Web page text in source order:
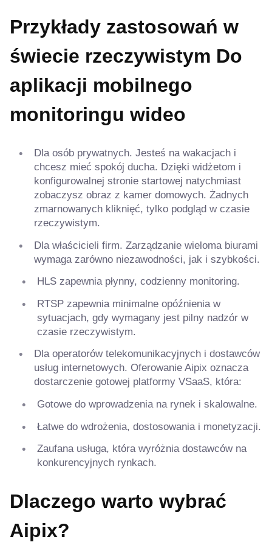
Przykłady zastosowań w
świecie rzeczywistym Do
aplikacji mobilnego
monitoringu wideo
Dla osób prywatnych. Jesteś na wakacjach i
chcesz mieć spokój ducha. Dzięki widżetom i
konfigurowalnej stronie startowej natychmiast
zobaczysz obraz z kamer domowych. Żadnych
zmarnowanych kliknięć, tylko podgląd w czasie
rzeczywistym.
Dla właścicieli firm. Zarządzanie wieloma biurami
wymaga zarówno niezawodności, jak i szybkości.
HLS zapewnia płynny, codzienny monitoring.
RTSP zapewnia minimalne opóźnienia w
sytuacjach, gdy wymagany jest pilny nadzór w
czasie rzeczywistym.
Dla operatorów telekomunikacyjnych i dostawców
usług internetowych. Oferowanie Aipix oznacza
dostarczenie gotowej platformy VSaaS, która:
Gotowe do wprowadzenia na rynek i skalowalne.
Łatwe do wdrożenia, dostosowania i monetyzacji.
Zaufana usługa, która wyróżnia dostawców na
konkurencyjnych rynkach.
Dlaczego warto wybrać
Aipix?